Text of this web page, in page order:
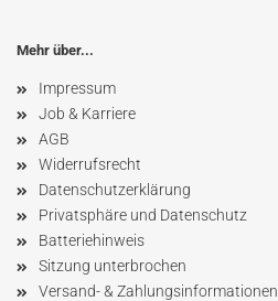
Mehr über...
Impressum
Job & Karriere
AGB
Widerrufsrecht
Datenschutzerklärung
Privatsphäre und Datenschutz
Batteriehinweis
Sitzung unterbrochen
Versand- & Zahlungsinformationen